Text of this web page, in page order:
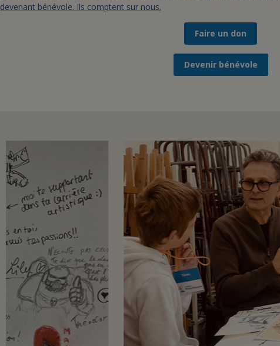
devenant bénévole. Ils comptent sur nous.
Faire un don
Devenir bénévole